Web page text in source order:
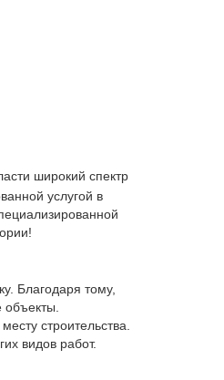
широкий спектр
услугой в
Благодаря тому,
строительства.
видов работ.